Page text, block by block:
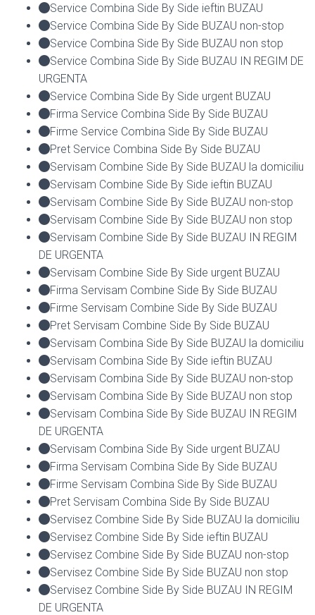
Service Combina Side By Side ieftin BUZAU
Service Combina Side By Side BUZAU non-stop
Service Combina Side By Side BUZAU non stop
Service Combina Side By Side BUZAU IN REGIM DE
URGENTA
Service Combina Side By Side urgent BUZAU
Firma Service Combina Side By Side BUZAU
Firme Service Combina Side By Side BUZAU
Pret Service Combina Side By Side BUZAU
Servisam Combine Side By Side BUZAU la domiciliu
Servisam Combine Side By Side ieftin BUZAU
Servisam Combine Side By Side BUZAU non-stop
Servisam Combine Side By Side BUZAU non stop
Servisam Combine Side By Side BUZAU IN REGIM
DE URGENTA
Servisam Combine Side By Side urgent BUZAU
Firma Servisam Combine Side By Side BUZAU
Firme Servisam Combine Side By Side BUZAU
Pret Servisam Combine Side By Side BUZAU
Servisam Combina Side By Side BUZAU la domiciliu
Servisam Combina Side By Side ieftin BUZAU
Servisam Combina Side By Side BUZAU non-stop
Servisam Combina Side By Side BUZAU non stop
Servisam Combina Side By Side BUZAU IN REGIM
DE URGENTA
Servisam Combina Side By Side urgent BUZAU
Firma Servisam Combina Side By Side BUZAU
Firme Servisam Combina Side By Side BUZAU
Pret Servisam Combina Side By Side BUZAU
Servisez Combine Side By Side BUZAU la domiciliu
Servisez Combine Side By Side ieftin BUZAU
Servisez Combine Side By Side BUZAU non-stop
Servisez Combine Side By Side BUZAU non stop
Servisez Combine Side By Side BUZAU IN REGIM
DE URGENTA